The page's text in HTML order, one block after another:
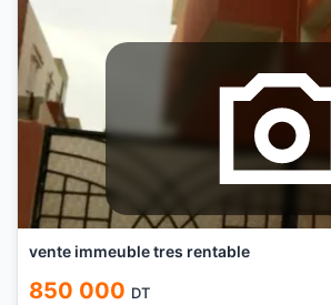
vente immeuble tres rentable
850 000 DT